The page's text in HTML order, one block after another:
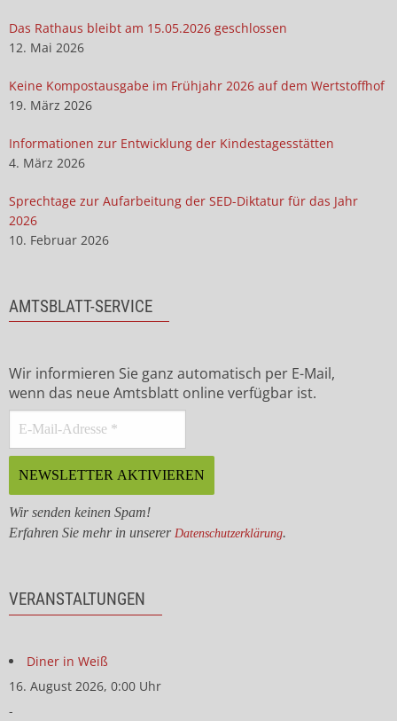
Das Rathaus bleibt am 15.05.2026 geschlossen
12. Mai 2026
Keine Kompostausgabe im Frühjahr 2026 auf dem Wertstoffhof
19. März 2026
Informationen zur Entwicklung der Kindestagesstätten
4. März 2026
Sprechtage zur Aufarbeitung der SED-Diktatur für das Jahr
2026
10. Februar 2026
AMTSBLATT-SERVICE
Wir informieren Sie ganz automatisch per E-Mail,
wenn das neue Amtsblatt online verfügbar ist.
Wir senden keinen Spam!
Erfahren Sie mehr in unserer Datenschutzerklärung.
VERANSTALTUNGEN
Diner in Weiß
16. August 2026, 0:00 Uhr
-